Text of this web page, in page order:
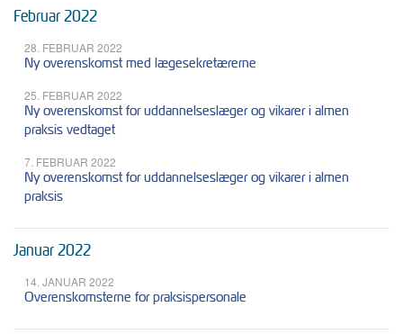
Februar 2022
28. FEBRUAR 2022
Ny overenskomst med lægesekretærerne
25. FEBRUAR 2022
Ny overenskomst for uddannelseslæger og vikarer i almen
praksis vedtaget
7. FEBRUAR 2022
Ny overenskomst for uddannelseslæger og vikarer i almen
praksis
Januar 2022
14. JANUAR 2022
Overenskomsterne for praksispersonale